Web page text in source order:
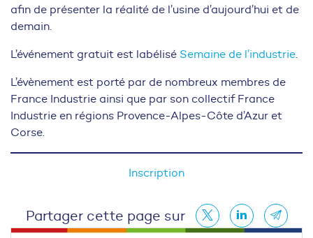
afin de présenter la réalité de l’usine d’aujourd’hui et de
demain.
L’événement gratuit est labélisé Semaine de l’industrie
L’évènement est porté par de nombreux membres de
France Industrie ainsi que par son collectif France
Industrie en régions Provence-Alpes-Côte d’Azur et
Corse.
Inscription
Partager cette page sur